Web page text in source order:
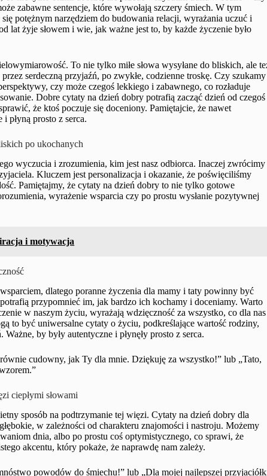
zabawne sentencje, które wywołają szczery śmiech. W tym
potężnym narzędziem do budowania relacji, wyrażania uczuć i
lat żyje słowem i wie, jak ważne jest to, by każde życzenie było
To nie tylko miłe słowa wysyłane do bliskich, ale
serdeczną przyjaźń, po zwykłe, codzienne troskę. Czy szukamy
czy może czegoś lekkiego i zabawnego, co rozładuje
Dobre cytaty na dzień dobry potrafią zacząć dzień od czegoś
że ktoś poczuje się doceniony. Pamiętajcie, że nawet
i płyną prosto z serca.
po ukochanych
wyczucia i zrozumienia, kim jest nasz odbiorca. Inaczej zwrócimy
Kluczem jest personalizacja i okazanie, że poświęciliśmy
Pamiętajmy, że cytaty na dzień dobry to nie tylko gotowe
wyrażenie wsparcia czy po prostu wysłanie pozytywnej
i motywacja
dlatego poranne życzenia dla mamy i taty powinny być
przypomnieć im, jak bardzo ich kochamy i doceniamy. Warto
w naszym życiu, wyrażają wdzięczność za wszystko, co dla nas
to być uniwersalne cytaty o życiu, podkreślające wartość rodziny,
by były autentyczne i płynęły prosto z serca.
cudowny, jak Ty dla mnie. Dziękuję za wszystko!” lub „Tato,
ciepłymi słowami
sposób na podtrzymanie tej więzi. Cytaty na dzień dobry dla
w zależności od charakteru znajomości i nastroju. Możemy
dnia, albo po prostu coś optymistycznego, co sprawi, że
akcentu, który pokaże, że naprawdę nam zależy.
powodów do śmiechu!” lub „Dla mojej najlepszej